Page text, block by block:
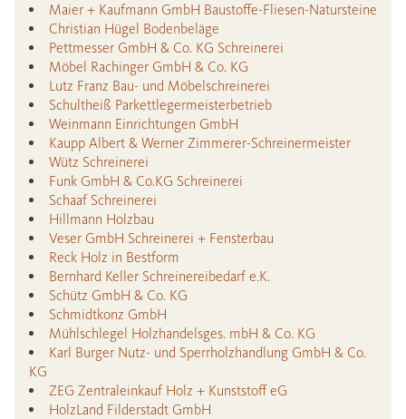
Maier + Kaufmann GmbH Baustoffe-Fliesen-Natursteine
Christian Hügel Bodenbeläge
Pettmesser GmbH & Co. KG Schreinerei
Möbel Rachinger GmbH & Co. KG
Lutz Franz Bau- und Möbelschreinerei
Schultheiß Parkettlegermeisterbetrieb
Weinmann Einrichtungen GmbH
Kaupp Albert & Werner Zimmerer-Schreinermeister
Wütz Schreinerei
Funk GmbH & Co.KG Schreinerei
Schaaf Schreinerei
Hillmann Holzbau
Veser GmbH Schreinerei + Fensterbau
Reck Holz in Bestform
Bernhard Keller Schreinereibedarf e.K.
Schütz GmbH & Co. KG
Schmidtkonz GmbH
Mühlschlegel Holzhandelsges. mbH & Co. KG
Karl Burger Nutz- und Sperrholzhandlung GmbH & Co.
KG
ZEG Zentraleinkauf Holz + Kunststoff eG
HolzLand Filderstadt GmbH